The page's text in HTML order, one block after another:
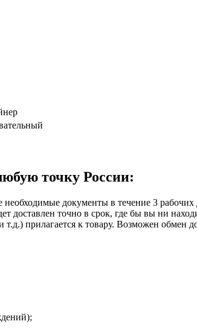
точку России:
документы в течение 3 рабочих
доставлен точно в срок, где бы вы ни
т.д.) прилагается к товару. Возможен обмен